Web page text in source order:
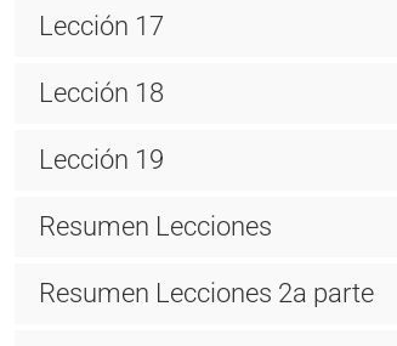
Lección 17
Lección 18
Lección 19
Resumen Lecciones
Resumen Lecciones 2a parte